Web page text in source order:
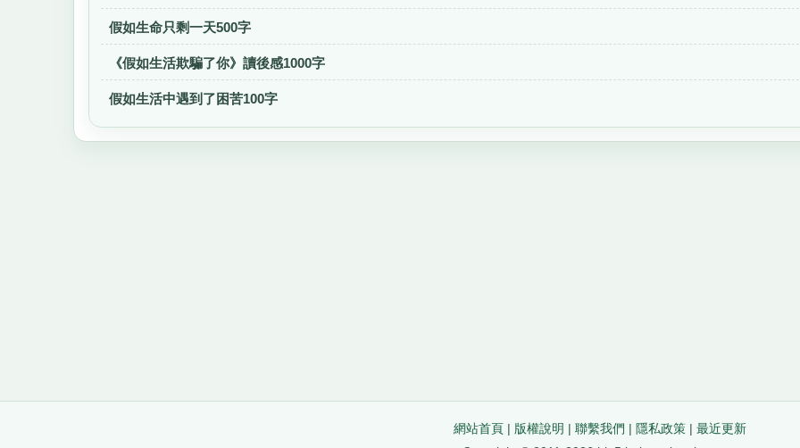
假如生命只剩一天500字
《假如生活欺騙了你》讀後感1000字
假如生活中遇到了困苦100字
網站首頁 | 版權說明 | 聯繫我們 | 隱私政策 | 最近更新